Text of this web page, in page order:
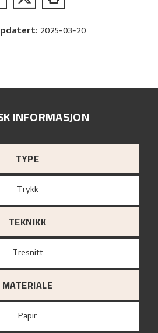
: 2025-03-20
INFORMASJON
TYPE
Trykk
TEKNIKK
Tresnitt
MATERIALE
papir